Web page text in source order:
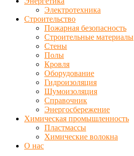
Электротехника
Строительство
Пожарная безопасность
Строительные материалы
Стены
Полы
Кровля
Оборудование
Гидроизоляция
Шумоизоляция
Справочник
Энергосбережение
Химическая промышленность
Пластмассы
Химические волокна
О нас